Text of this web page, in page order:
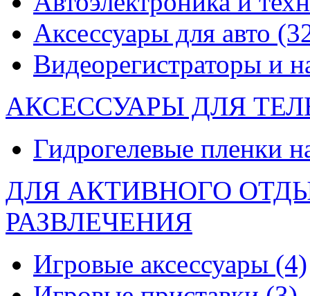
Аксессуары для авто
Видеорегистраторы и
АКСЕССУАРЫ ДЛЯ
Гидрогелевые пленки
ДЛЯ АКТИВНОГО
РАЗВЛЕЧЕНИЯ
Игровые аксессуары (4)